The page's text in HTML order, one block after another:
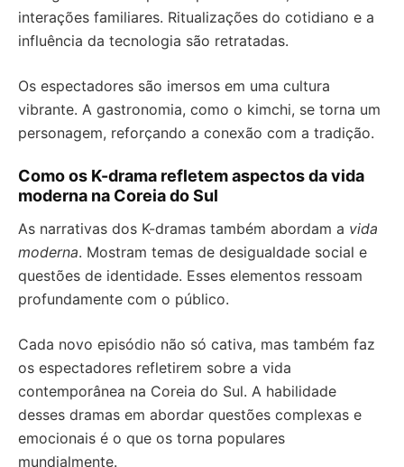
interações familiares. Ritualizações do cotidiano e a
influência da tecnologia são retratadas.
Os espectadores são imersos em uma cultura
vibrante. A gastronomia, como o kimchi, se torna um
personagem, reforçando a conexão com a tradição.
Como os K-drama refletem aspectos da vida
moderna na Coreia do Sul
As narrativas dos K-dramas também abordam a vida
moderna. Mostram temas de desigualdade social e
questões de identidade. Esses elementos ressoam
profundamente com o público.
Cada novo episódio não só cativa, mas também faz
os espectadores refletirem sobre a vida
contemporânea na Coreia do Sul. A habilidade
desses dramas em abordar questões complexas e
emocionais é o que os torna populares
mundialmente.